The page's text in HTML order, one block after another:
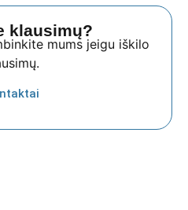
klausimų?
mums jeigu iškilo